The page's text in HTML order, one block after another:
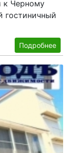
к Черному
гостиничный
Подробнее